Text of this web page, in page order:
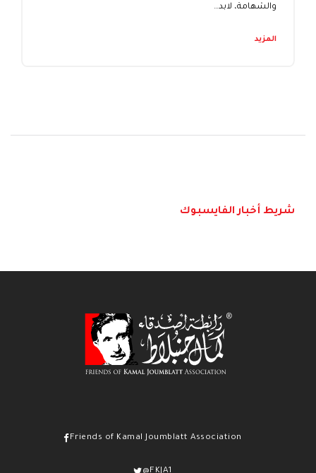
والشهامة، لابد…
المزيد
شريط أخبار الفايسبوك
Friends of Kamal Joumblatt Association